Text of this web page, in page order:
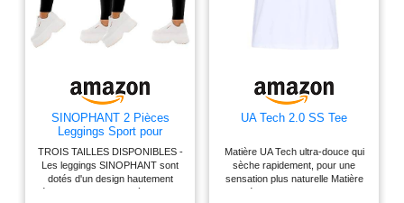
SINOPHANT 2 Pièces
Leggings Sport pour
Legging Opaque pour Gym
Sport Yoga(#2 pièces
Noir/Noir,L-XL)
TROIS TAILLES DISPONIBLES -
Les leggings SINOPHANT sont
dotés d'un design hautement
UA Tech 2.0 SS Tee
Matière UA Tech ultra-douce qui
sèche rapidement, pour une
sensation plus naturelle Matière